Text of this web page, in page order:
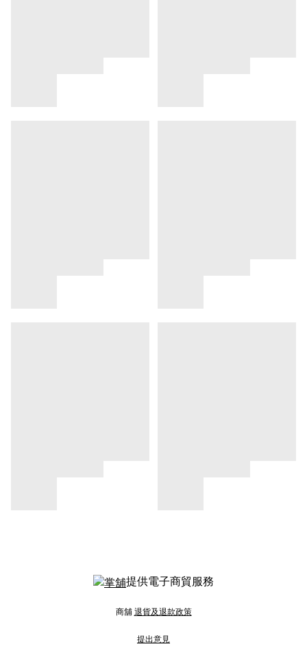
提供電子商貿服務
商舖 退貨及退款政策
提出意見